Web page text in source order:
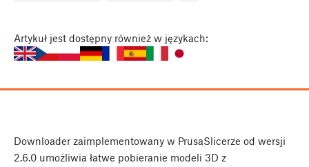
Artykuł jest dostępny również w językach:
Downloader zaimplementowany w PrusaSlicerze od wersji
2.6.0 umożliwia łatwe pobieranie modeli 3D z